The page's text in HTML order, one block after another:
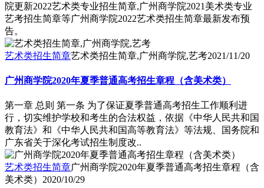
院更新2022艺术类专业招生简章,广州商学院2021美术类专业
艺考招生简章等广州商学院2022艺术类招生简章最新发布预
告。
艺术类招生简章艺术类招生简章,广州商学院,艺考2021/11/20
广州商学院2020年夏季普通高考招生章程（含美术类）
第一章 总则 第一条 为了保证夏季普通高考招生工作顺利进
行，切实维护学校和考生的合法权益，依据《中华人民共和国
教育法》和《中华人民共和国高等教育法》等法规、国务院和
广东省关于深化考试招生制度改..
艺术类招生简章广州商学院2020年夏季普通高考招生章程（含
美术类） 2020/10/29